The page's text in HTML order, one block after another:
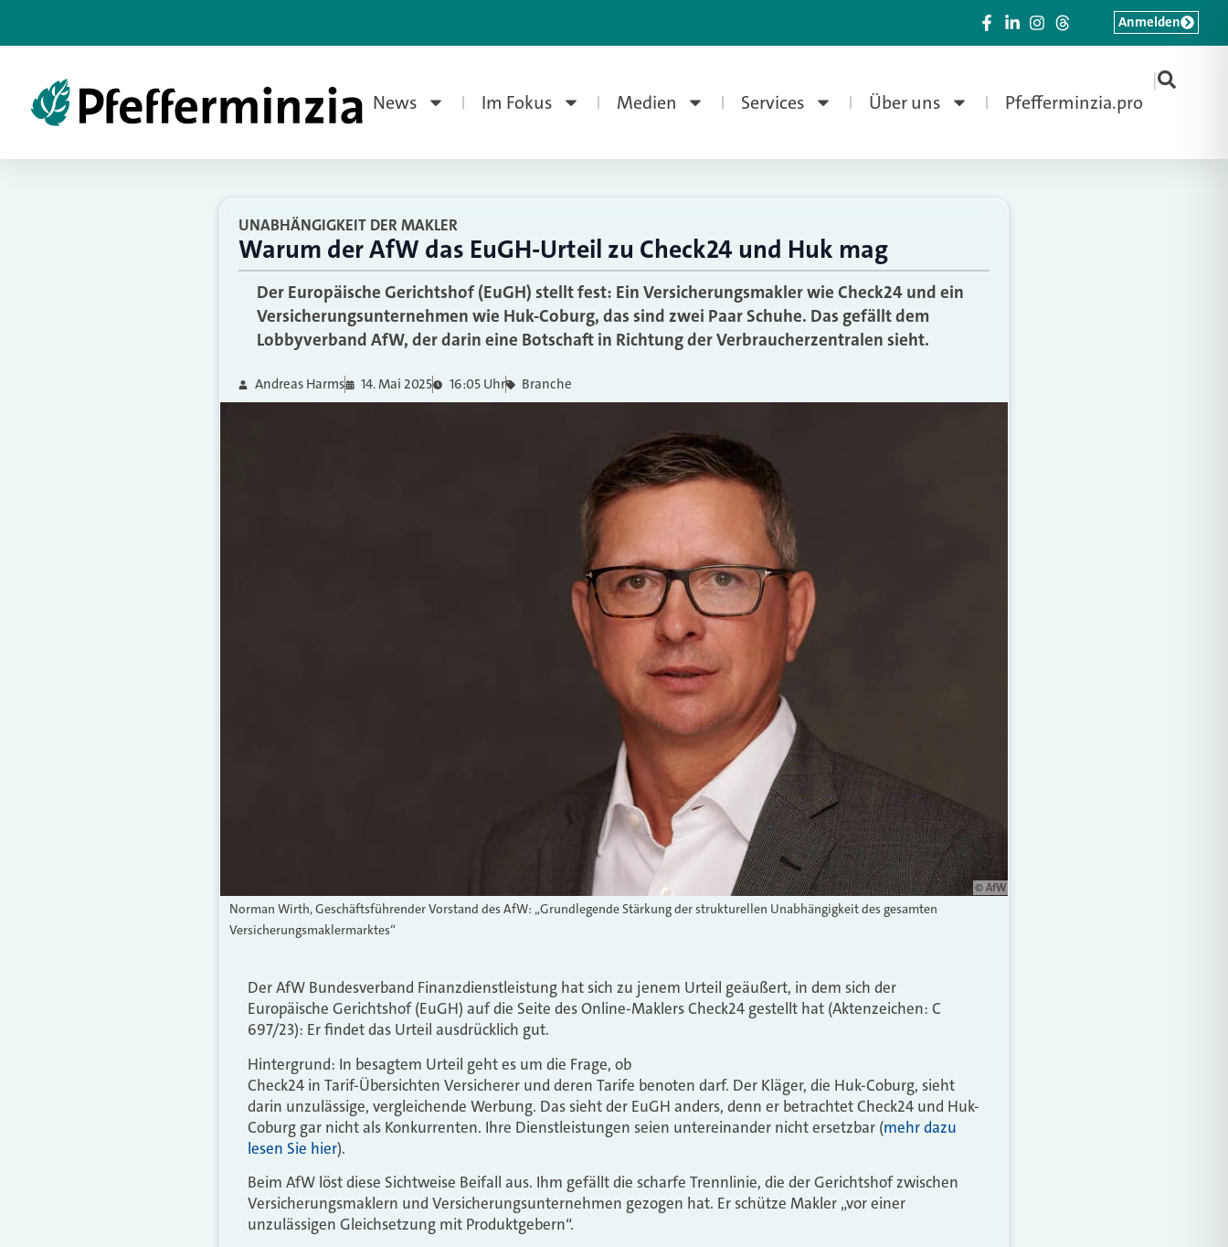
News Im Fokus Medien Services Über uns Pfefferminzia.pro
|
Anmelden
UNABHÄNGIGKEIT DER MAKLER
Warum der AfW das EuGH-Urteil zu Check24 und Huk mag
Der Europäische Gerichtshof (EuGH) stellt fest: Ein Versicherungsmakler wie Check24 und ein
Versicherungsunternehmen wie Huk-Coburg, das sind zwei Paar Schuhe. Das gefällt dem
Lobbyverband AfW, der darin eine Botschaft in Richtung der Verbraucherzentralen sieht.
Andreas Harms 14. Mai 2025 16:05 Uhr Branche
© AfW
Norman Wirth, Geschäftsführender Vorstand des AfW: „Grundlegende Stärkung der strukturellen Unabhängigkeit des gesamten
Versicherungsmaklermarktes“
Der AfW Bundesverband Finanzdienstleistung hat sich zu jenem Urteil geäußert, in dem sich der
Europäische Gerichtshof (EuGH) auf die Seite des Online-Maklers Check24 gestellt hat (Aktenzeichen: C
697/23): Er findet das Urteil ausdrücklich gut.
Hintergrund: In besagtem Urteil geht es um die Frage, ob
Check24 in Tarif-Übersichten Versicherer und deren Tarife benoten darf. Der Kläger, die Huk-Coburg, sieht
darin unzulässige, vergleichende Werbung. Das sieht der EuGH anders, denn er betrachtet Check24 und Huk-
Coburg gar nicht als Konkurrenten. Ihre Dienstleistungen seien untereinander nicht ersetzbar (mehr dazu
lesen Sie hier).
Beim AfW löst diese Sichtweise Beifall aus. Ihm gefällt die scharfe Trennlinie, die der Gerichtshof zwischen
Versicherungsmaklern und Versicherungsunternehmen gezogen hat. Er schütze Makler „vor einer
unzulässigen Gleichsetzung mit Produktgebern“.